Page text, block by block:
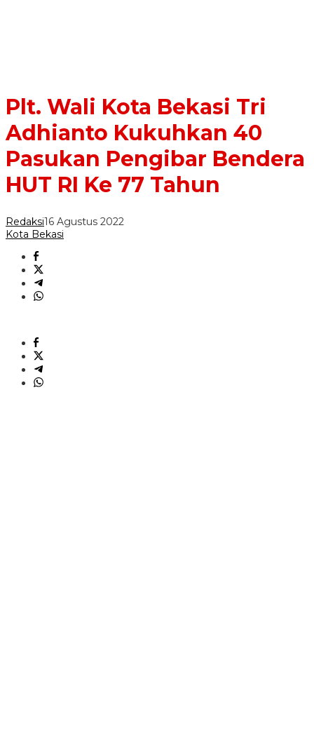
Plt. Wali Kota Bekasi Tri
Adhianto Kukuhkan 40
Pasukan Pengibar Bendera
HUT RI Ke 77 Tahun
Redaksi16 Agustus 2022
Kota Bekasi